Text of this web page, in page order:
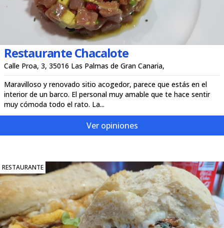
Restaurante Chacalote
Calle Proa, 3, 35016 Las Palmas de Gran Canaria,
Maravilloso y renovado sitio acogedor, parece que estás en el
interior de un barco. El personal muy amable que te hace sentir
muy cómoda todo el rato. La...
Ver opiniones
RESTAURANTE